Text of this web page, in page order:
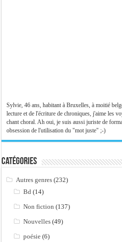
Sylvie, 46 ans, habitant à Bruxelles, à moitié
lecture et de l'écriture de chroniques, j'aime les
chant choral. Ah oui, je suis aussi juriste de
obsession de l'utilisation du "mot juste" ;-)
Catégories
Autres genres (232)
Bd (14)
Non fiction (137)
Nouvelles (49)
poésie (6)